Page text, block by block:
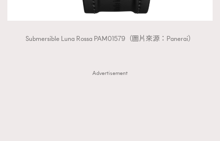
Submersible Luna Rossa PAM01579（圖片來源：Panerai）
Advertisement